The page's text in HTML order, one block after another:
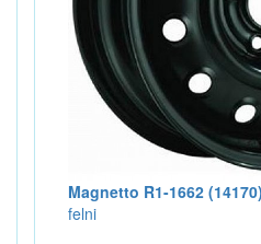
Magnetto R1-1662
felni